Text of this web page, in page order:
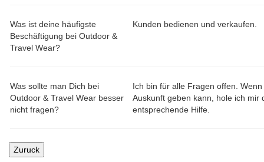
Was ist deine häufigste
Beschäftigung bei Outdoor &
Travel Wear?
Kunden bedienen und verkaufen.
Was sollte man Dich bei
Outdoor & Travel Wear besser
nicht fragen?
Ich bin für alle Fragen offen.
Auskunft geben kann, hole ich mir
entsprechende Hilfe.